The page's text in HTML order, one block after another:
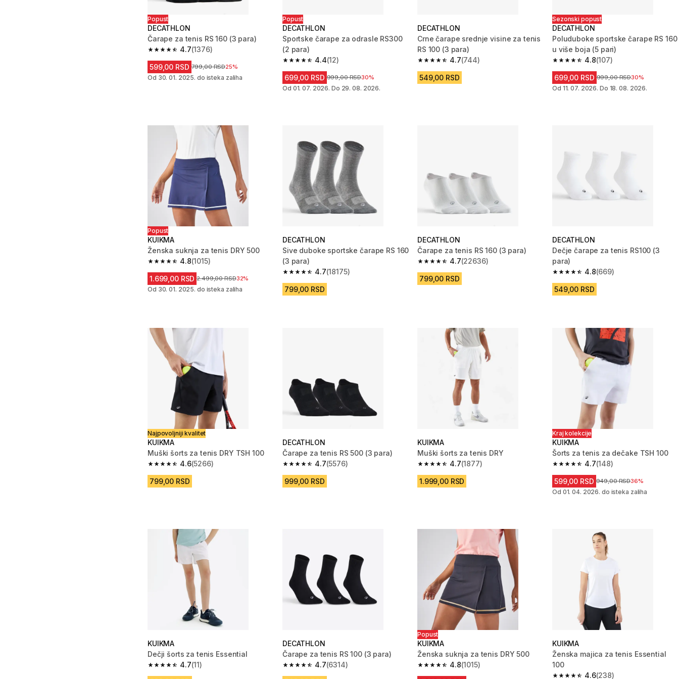
Popust
DECATHLON
Čarape za tenis RS 160 (3 para)
4.7
4.7 od 5 zvezdica from 1376 Recenzije
(1376)
599,00 RSD Cena pre sniženja
799,00 RSD25%
Od 30. 01. 2025. do isteka zaliha
Popust
DECATHLON
Sportske čarape za odrasle RS300
(2 para)
4.4
4.4 od 5 zvezdica from 12 Recenzije
(12)
699,00 RSD Cena pre sniženja
999,00 RSD30%
Od 01. 07. 2026. Do 29. 08. 2026.
DECATHLON
Crne čarape srednje visine za tenis
RS 100 (3 para)
4.7
4.7 od 5 zvezdica from 744 Recenzije
(744)
549,00 RSD
Sezonski popust
DECATHLON
Poluduboke sportske čarape RS 160
u više boja (5 pari)
4.8
4.8 od 5 zvezdica from 107
(107)
699,00 RSD Cena pre sniženja
999,00 RSD30%
Od 11. 07. 2026. Do 18. 08. 2026.
Popust
KUIKMA
Ženska suknja za tenis DRY 500
4.8
4.8 od 5 zvezdica from 1015 Recenzije
(1015)
1.699,00 RSD Cena pre sniženja
2.499,00 RSD32%
Od 30. 01. 2025. do isteka zaliha
DECATHLON
Sive duboke sportske čarape RS 160
(3 para)
4.7
4.7 od 5 zvezdica from 18175 Recenzije
(18175)
799,00 RSD
DECATHLON
Čarape za tenis RS 160 (3 para)
4.7
4.7 od 5 zvezdica from 22636 Recenzije
(22636)
799,00 RSD
DECATHLON
Dečje čarape za tenis RS100 (3
para)
4.8
4.8 od 5 zvezdica from 669
(669)
549,00 RSD
Najpovoljniji kvalitet
KUIKMA
Muški šorts za tenis DRY TSH 100
4.6
4.6 od 5 zvezdica from 5266 Recenzije
(5266)
799,00 RSD
DECATHLON
Čarape za tenis RS 500 (3 para)
4.7
4.7 od 5 zvezdica from 5576 Recenzije
(5576)
999,00 RSD
KUIKMA
Muški šorts za tenis DRY
4.7
4.7 od 5 zvezdica from 1877 Recenzije
(1877)
1.999,00 RSD
Kraj kolekcije
KUIKMA
Šorts za tenis za dečake TSH 100
4.7
4.7 od 5 zvezdica from 148
(148)
599,00 RSD Cena pre sniženja
949,00 RSD36%
Od 01. 04. 2026. do isteka zaliha
KUIKMA
Dečji šorts za tenis Essential
4.7
4.7 od 5 zvezdica from 11 Recenzije
(11)
DECATHLON
Čarape za tenis RS 100 (3 para)
4.7
4.7 od 5 zvezdica from 6314 Recenzije
(6314)
Popust
KUIKMA
Ženska suknja za tenis DRY 500
4.8
4.8 od 5 zvezdica from 1015 Recenzije
(1015)
KUIKMA
Ženska majica za tenis Essential
100
4.6(238)